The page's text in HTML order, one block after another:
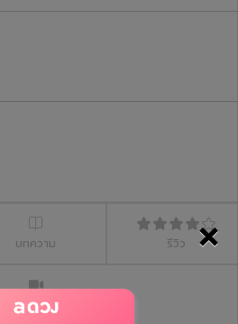
×
บทความ รีวิว
วิดีโอไลฟ์ย้อนหลัง